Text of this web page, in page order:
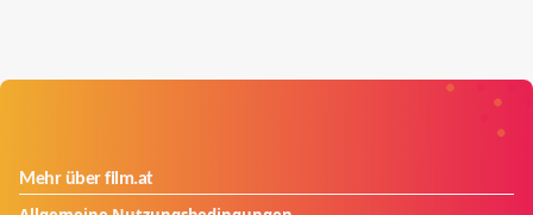
Mehr über film.at